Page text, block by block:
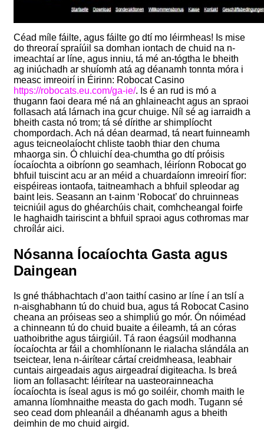
Céad míle fáilte, agus fáilte go dtí mo léirmheas! Is mise
do threoraí spraíúil sa domhan iontach de chuid na n-
imeachtaí ar líne, agus inniu, tá mé an-tógtha le bheith
ag iniúchadh ar shuíomh atá ag déanamh tonnta móra i
measc imreoirí in Éirinn: Robocat Casino
https://robocats.eu.com/ga-ie/. Is é an rud is mó a
thugann faoi deara mé ná an ghlaineacht agus an spraoi
follasach atá lárnach ina gcur chuige. Níl sé ag iarraidh a
bheith casta nó trom; tá sé dírithe ar shimplíocht
chompordach. Ach ná déan dearmad, tá neart fuinneamh
agus teicneolaíocht chliste taobh thiar den chuma
mhaorga sin. Ó chluichí dea-chumtha go dtí próisis
íocaíochta a oibríonn go seamhach, léiríonn Robocat go
bhfuil tuiscint acu ar an méid a chuardaíonn imreoirí fíor:
eispéireas iontaofa, taitneamhach a bhfuil spleodar ag
baint leis. Seasann an t-ainm ‘Robocat’ do chruinneas
teicniúil agus do ghéarchúis chait, comhcheangal foirfe
le haghaidh tairiscint a bhfuil spraoi agus cothromas mar
chroílár aici.
Nósanna Íocaíochta Gasta agus
Daingean
Is gné thábhachtach d’aon taithí casino ar líne í an tslí a
n-aisghabhann tú do chuid bua, agus tá Robocat Casino
cheana an próiseas seo a shimpliú go mór. Ón nóiméad
a chinneann tú do chuid buaite a éileamh, tá an córas
uathoibrithe agus táirgiúil. Tá raon éagsúil modhanna
íocaíochta ar fáil a chomhlíonann le rialacha slándála an
tseictear, lena n-áirítear cártaí creidmheasa, leabhair
cuntais airgeadais agus airgeadraí digiteacha. Is breá
liom an follasacht: léirítear na uasteorainneacha
íocaíochta is íseal agus is mó go soiléir, chomh maith le
amanna líomhnaithe measta do gach modh. Tugann sé
seo cead dom phleanáil a dhéanamh agus a bheith
deimhin de mo chuid airgid.